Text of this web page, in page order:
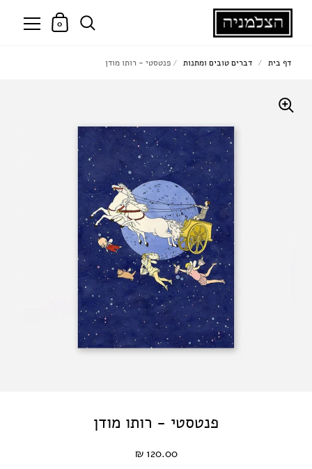
0
פנטסטי - רותו מודן
120.00 ₪
דף בית / דברים טובים ומתנות / פנטסטי - רותו מודן